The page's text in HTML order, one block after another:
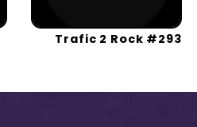
Trafic 2 Rock #293